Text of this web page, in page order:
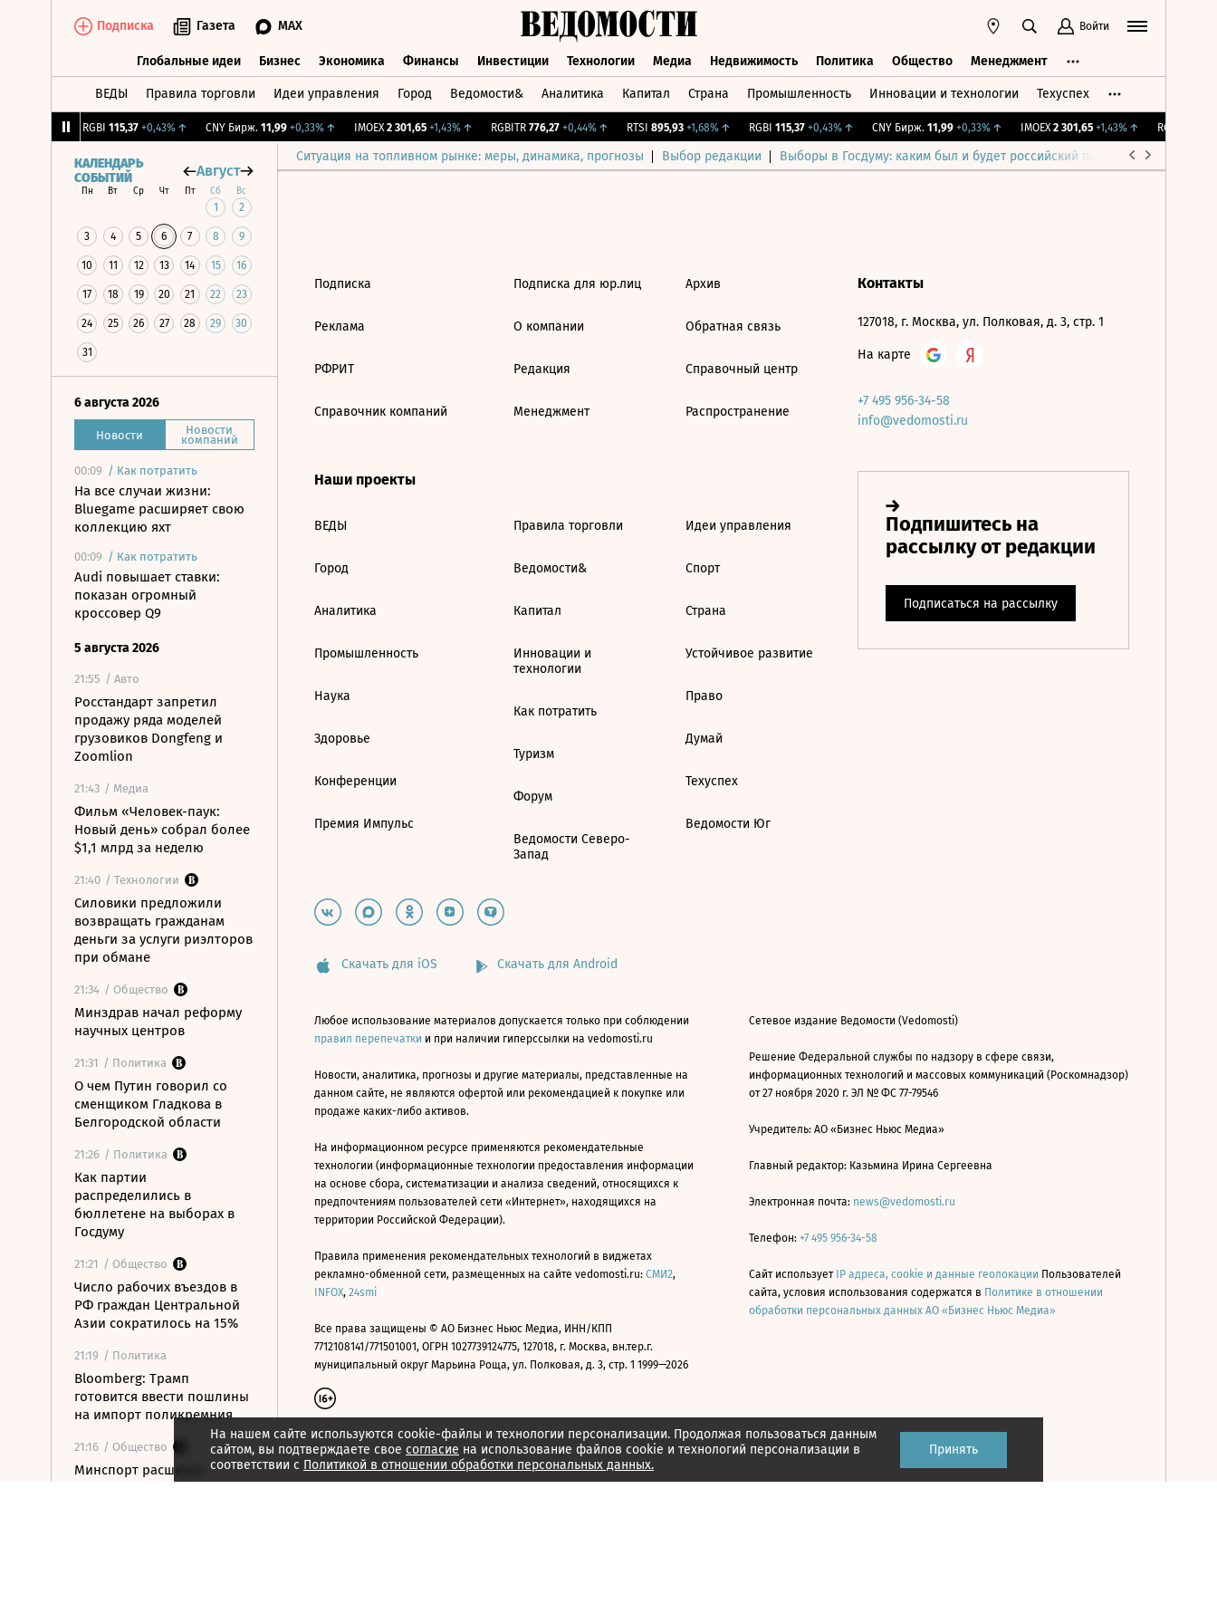
Подписка Газета MAX Войти
Глобальные идеи Бизнес Экономика Финансы Инвестиции Технологии Медиа Недвижимость Политика Общество Менеджмент
ВЕДЫ Правила торговли Идеи управления Город Ведомости& Аналитика Капитал Страна Промышленность Инновации и технологии Техуспех
RGBI 115,37 +0,43%↑ CNY Бирж. 11,99 +0,33%↑ IMOEX 2 301,65 +1,43%↑ RGBITR 776,27 +0,44%↑ RTSI 895,93 +1,68%↑ RGBI 115,37 +0,43%↑ CNY Бирж. 11,99 +0,33%↑ IMOEX 2 301,65 +1,43%↑ RGBITR
Ситуация на топливном рынке: меры, динамика, прогнозы Выбор редакции Выборы в Госдуму: каким был и будет российский парламент
КАЛЕНДАРЬ
СОБЫТИЙ
Август
Пн Вт Ср Чт Пт Сб Вс
1 2
3 4 5 6 7 8 9
10 11 12 13 14 15 16
17 18 19 20 21 22 23
24 25 26 27 28 29 30
31
6 августа 2026
Новости Новости
компаний
00:09 / Как потратить
На все случаи жизни:
Bluegame расширяет свою
коллекцию яхт
00:09 / Как потратить
Audi повышает ставки:
показан огромный
кроссовер Q9
5 августа 2026
21:55 / Авто
Росстандарт запретил
продажу ряда моделей
грузовиков Dongfeng и
Zoomlion
21:43 / Медиа
Фильм «Человек-паук:
Новый день» собрал более
$1,1 млрд за неделю
21:40 / Технологии
Силовики предложили
возвращать гражданам
деньги за услуги риэлторов
при обмане
21:34 / Общество
Минздрав начал реформу
научных центров
21:31 / Политика
О чем Путин говорил со
сменщиком Гладкова в
Белгородской области
21:26 / Политика
Как партии
распределились в
бюллетене на выборах в
Госдуму
21:21 / Общество
Число рабочих въездов в
РФ граждан Центральной
Азии сократилось на 15%
21:19 / Политика
Bloomberg: Трамп
готовится ввести пошлины
на импорт поликремния
21:16 / Общество
Минспорт расширит
На нашем сайте используются cookie-файлы и технологии персонализации. Продолжая пользоваться данным
сайтом, вы подтверждаете свое согласие на использование файлов cookie и технологий персонализации в
соответствии с Политикой в отношении обработки персональных данных.
Принять
Подписка
Реклама
РФРИТ
Справочник компаний
Подписка для юр.лиц
О компании
Редакция
Менеджмент
Архив
Обратная связь
Справочный центр
Распространение
Наши проекты
ВЕДЫ
Город
Аналитика
Промышленность
Наука
Здоровье
Конференции
Премия Импульс
Правила торговли
Ведомости&
Капитал
Инновации и
технологии
Как потратить
Туризм
Форум
Ведомости Северо-
Запад
Идеи управления
Спорт
Страна
Устойчивое развитие
Право
Думай
Техуспех
Ведомости Юг
Контакты
127018, г. Москва, ул. Полковая, д. 3, стр. 1
На карте
+7 495 956-34-58
info@vedomosti.ru
Скачать для iOS Скачать для Android
Любое использование материалов допускается только при соблюдении
правил перепечатки и при наличии гиперссылки на vedomosti.ru
Новости, аналитика, прогнозы и другие материалы, представленные на
данном сайте, не являются офертой или рекомендацией к покупке или
продаже каких-либо активов.
На информационном ресурсе применяются рекомендательные
технологии (информационные технологии предоставления информации
на основе сбора, систематизации и анализа сведений, относящихся к
предпочтениям пользователей сети «Интернет», находящихся на
территории Российской Федерации).
Правила применения рекомендательных технологий в виджетах
рекламно-обменной сети, размещенных на сайте vedomosti.ru: СМИ2,
INFOX, 24smi
Все права защищены © АО Бизнес Ньюс Медиа, ИНН/КПП
7712108141/771501001, ОГРН 1027739124775, 127018, г. Москва, вн.тер.г.
муниципальный округ Марьина Роща, ул. Полковая, д. 3, стр. 1 1999—2026
Сетевое издание Ведомости (Vedomosti)
Решение Федеральной службы по надзору в сфере связи,
информационных технологий и массовых коммуникаций (Роскомнадзор)
от 27 ноября 2020 г. ЭЛ № ФС 77-79546
Учредитель: АО «Бизнес Ньюс Медиа»
Главный редактор: Казьмина Ирина Сергеевна
Электронная почта: news@vedomosti.ru
Телефон: +7 495 956-34-58
Сайт использует IP адреса, cookie и данные геолокации Пользователей
сайта, условия использования содержатся в Политике в отношении
обработки персональных данных АО «Бизнес Ньюс Медиа»